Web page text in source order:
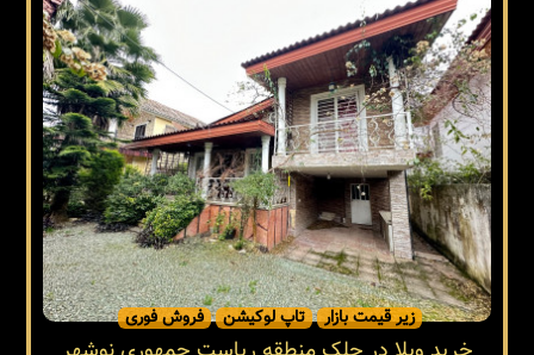
زیر قیمت بازار تاپ لوکیشن فروش فوری